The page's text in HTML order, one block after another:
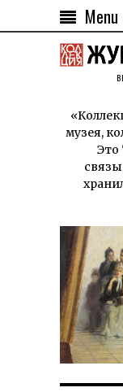
Menu
музея,
Это